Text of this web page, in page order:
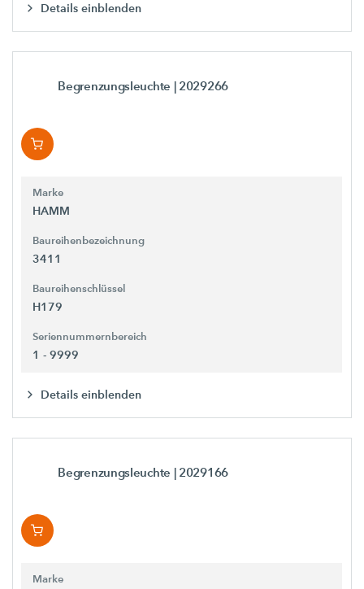
Details einblenden
Begrenzungsleuchte | 2029266
Marke
HAMM
Baureihenbezeichnung
3411
Baureihenschlüssel
H179
Seriennummernbereich
1 - 9999
Details einblenden
Begrenzungsleuchte | 2029166
Marke